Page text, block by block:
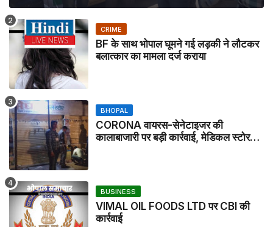
CRIME
BF के साथ भोपाल घूमने गई लड़की ने लौटकर
बलात्कार का मामला दर्ज कराया
BHOPAL
CORONA वायरस-सेनेटाइजर की
कालाबाजारी पर बड़ी कार्रवाई, मेडिकल स्टोर
BUSINESS
VIMAL OIL FOODS LTD पर CBI की
कार्रवाई